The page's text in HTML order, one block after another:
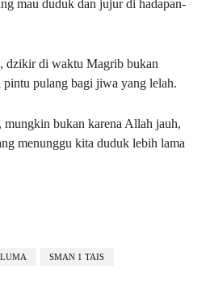
mau duduk dan jujur di hadapan-
dzikir di waktu Magrib bukan
pintu pulang bagi jiwa yang lelah.
mungkin bukan karena Allah jauh,
menunggu kita duduk lebih lama
SMAN 1 TAIS